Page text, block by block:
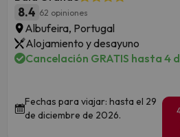
8.4 62 opiniones
Albufeira, Portugal
Alojamiento y desayuno
Cancelación GRATIS hasta 4
Fechas para viajar: hasta el 29
de diciembre de 2026.